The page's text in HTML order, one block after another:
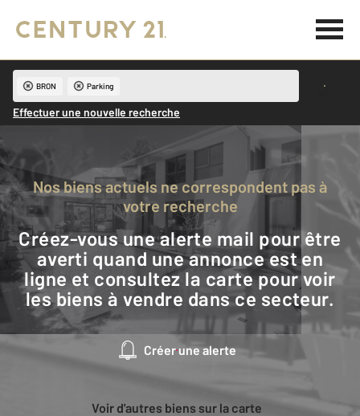
BRON Parking
Effectuer une nouvelle recherche
Nos biens actuels ne correspondent pas à
votre recherche
Créez-vous une alerte mail pour être
averti quand une annonce est en
ligne et consultez la carte pour voir
les biens à vendre dans ce secteur.
Créer une alerte
Voir d'autres biens sur la carte